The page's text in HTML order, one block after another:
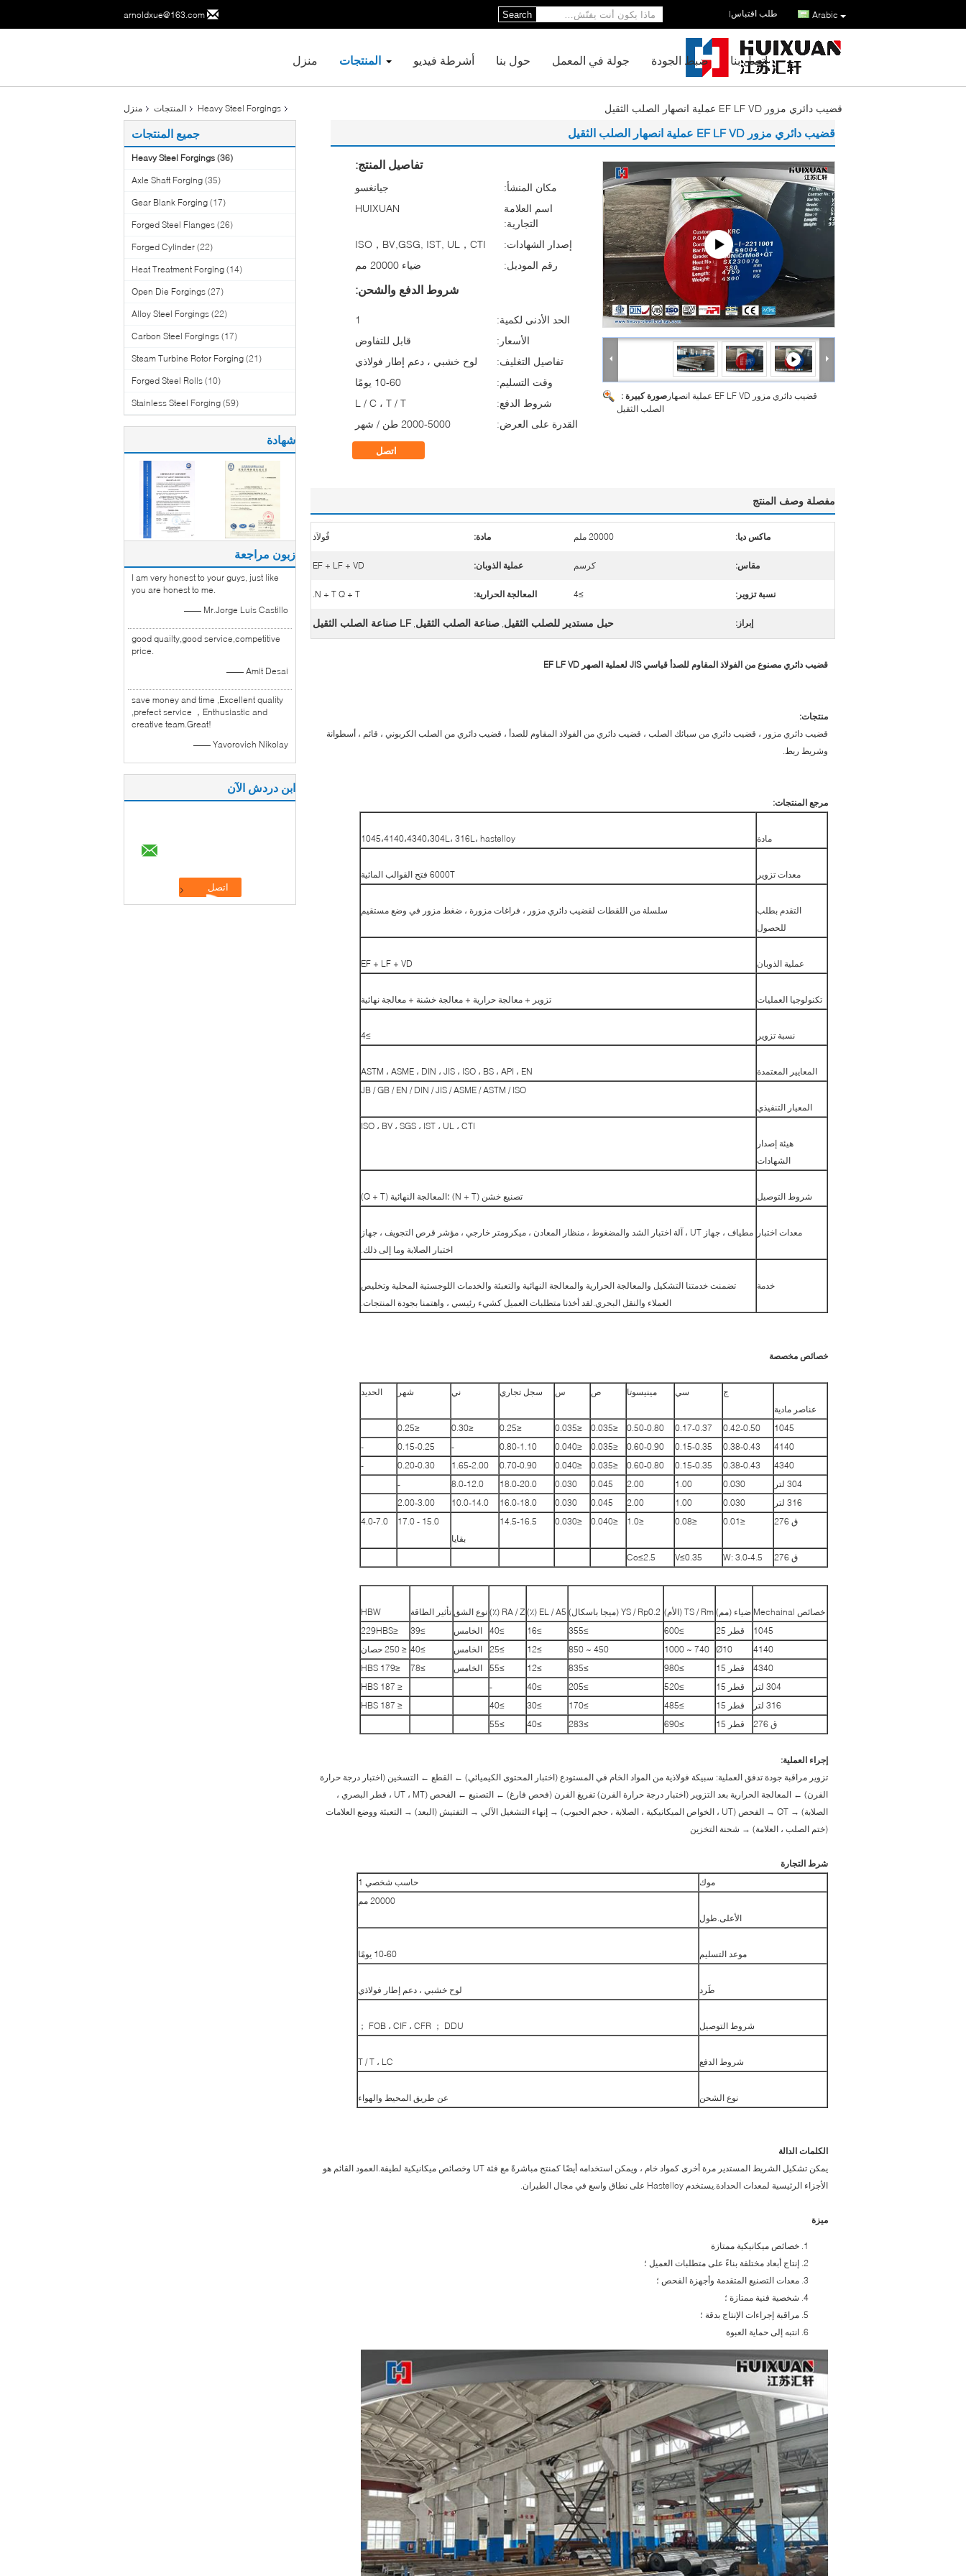
arnoldxue@163.com Arabic طلب اقتباس|
Search
منزل المنتجات أشرطة فيديو حول بنا جولة في المعمل ضبط الجودة اتصل بنا
منزل المنتجات Heavy Steel Forgings قضيب دائري مزور EF LF VD عملية انصهار الصلب الثقيل
جميع المنتجات
Heavy Steel Forgings (36)
Axle Shaft Forging (35)
Gear Blank Forging (17)
Forged Steel Flanges (26)
Forged Cylinder (22)
Heat Treatment Forging (14)
Open Die Forgings (27)
Alloy Steel Forgings (22)
Carbon Steel Forgings (17)
Steam Turbine Rotor Forging (21)
Forged Steel Rolls (10)
Stainless Steel Forging (59)
شهادة
زبون مراجعة
I am very honest to your guys, just like
you are honest to me.
—— Mr.Jorge Luis Castillo
good quailty,good service,competitive
price.
—— Amit Desai
save money and time ,Excellent quality
,prefect service ，Enthusiastic and
creative team.Great!
—— Yavorovich Nikolay
ابن دردش الآن
قضيب دائري مزور EF LF VD عملية انصهار الصلب الثقيل
صورة كبيرة : قضيب دائري مزور EF LF VD عملية انصهار
الصلب الثقيل
تفاصيل المنتج:
مكان المنشأ:
جيانغسو
اسم العلامة
التجارية:
HUIXUAN
إصدار الشهادات:
ISO，BV,GSG, IST, UL，CTI
رقم الموديل:
ضياء 20000 مم
شروط الدفع والشحن:
الحد الأدنى لكمية:
1
الأسعار:
قابل للتفاوض
تفاصيل التغليف:
لوح خشبي ، دعم إطار فولاذي
وقت التسليم:
10-60 يومًا
شروط الدفع:
L / C ، T / T
القدرة على العرض:
2000-5000 طن / شهر
اتصل
مفصلة وصف المنتج
ماكس ديا: 20000 ملم مادة: فُولاَذ
مقاس: كرسم عملية الذوبان: EF + LF + VD
نسبة تزوير: ≥4 المعالجة الحرارية: N + T Q + T.
إبراز: حبل مستدير للصلب الثقيل, صناعة الصلب الثقيل, LF صناعة الصلب الثقيل
قضيب دائري مصنوع من الفولاذ المقاوم للصدأ قياسي JIS لعملية الصهر EF LF VD
منتجات:
قضيب دائري مزور ، قضيب دائري من سبائك الصلب ، قضيب دائري من الفولاذ المقاوم للصدأ ، قضيب دائري من الصلب الكربوني ، قائم ، أسطوانة
وشريط ربط.
مرجع المنتجات:
مادة 1045،4140،4340،304L، 316L، hastelloy
معدات تزوير 6000T فتح القوالب المائية
التقدم بطلب
للحصول
سلسلة من اللقطات لقضيب دائري مزور ، فراغات مزورة ، ضغط مزور في وضع مستقيم
عملية الذوبان EF + LF + VD
تكنولوجيا العمليات تزوير + معالجة حرارية + معالجة خشنة + معالجة نهائية
نسبة تزوير ≥4
المعايير المعتمدة ASTM ، ASME ، DIN ، JIS ، ISO ، BS ، API ، EN
المعيار التنفيذي
JB / GB / EN / DIN / JIS / ASME / ASTM / ISO
هيئة إصدار
الشهادات
ISO ، BV ، SGS ، IST ، UL ، CTI
شروط التوصيل تصنيع خشن (N + T) ؛المعالجة النهائية (Q + T)
معدات اختبار
مطياف ، جهاز UT ، آلة اختبار الشد والمضغوط ، منظار المعادن ، ميكرومتر خارجي ، مؤشر قرص التجويف ، جهاز
اختبار الصلابة وما إلى ذلك.
خدمة
تضمنت خدمتنا التشكيل والمعالجة الحرارية والمعالجة النهائية والتعبئة والخدمات اللوجستية المحلية وتخليص
العملاء والنقل البحري.لقد أخذنا متطلبات العميل كشيء رئيسي ، واهتمنا بجودة المنتجات.
خصائص مخصصة
عناصر مادية
ج سي مينيسوتا ص س سجل تجاري ني شهر الحديد
1045
0.42-0.50
0.17-0.37
0.50-0.80
≤0.035
≤0.035
≤0.25
≤0.30
≤0.25
4140
0.38-0.43
0.15-0.35
0.60-0.90
≤0.035
≤0.040
0.80-1.10
-
0.15-0.25
-
4340
0.38-0.43
0.15-0.35
0.60-0.80
≤0.035
≤0.040
0.70-0.90
1.65-2.00
0.20-0.30
-
304 لتر
0.030
1.00
2.00
0.045
0.030
18.0-20.0
8.0-12.0
-
316 لتر
0.030
1.00
2.00
0.045
0.030
16.0-18.0
10.0-14.0
2.00-3.00
ق 276
≤0.01
≤0.08
≤1.0
≤0.040
≤0.030
14.5-16.5
بقايا
15.0 - 17.0
4.0-7.0
ق 276 W: 3.0-4.5
V≤0.35
Co≤2.5
خصائص Mechainal ضياء (مم) TS / Rm (الأم) YS / Rp0.2 (ميجا باسكال) EL / A5 (٪) RA / Z (٪) نوع الشق تأثير الطاقة
HBW
1045
قطر 25 ≥600
≥355
≥16
≥40 الخامس ≥39
≤229HBS
4140
Ø10
740 ~ 1000
450 ~ 850
≥12
≥25 الخامس ≥40
≤ 250 حصان
4340
قطر 15 ≥980
≥835
≥12
≥55 الخامس ≥78
≤179 HBS
304 لتر
قطر 15 ≥520
≥205
≥40
-
≤ 187 HBS
316 لتر
قطر 15 ≥485
≥170
≥30
≥40
≤ 187 HBS
ق 276
قطر 15 ≥690
≥283
≥40
≥55
إجراء العملية:
تزوير مراقبة جودة تدفق العملية: سبيكة فولاذية من المواد الخام في المستودع (اختبار المحتوى الكيميائي) ← القطع ← التسخين (اختبار درجة حرارة
الفرن) ← المعالجة الحرارية بعد التزوير (اختبار درجة حرارة الفرن) تفريغ الفرن (فحص فارغ) ← التصنيع ← الفحص (UT ، MT ، قطر البصري ،
الصلابة) → QT → الفحص (UT ، الخواص الميكانيكية ، الصلابة ، حجم الحبوب) → إنهاء التشغيل الآلي → التفتيش (البعد) → التعبئة ووضع العلامات
(ختم الصلب ، العلامة) → شحنة التخزين
شرط التجارة
موك
حاسب شخصي 1
الأعلى.طول
20000 مم
موعد التسليم 10-60 يومًا
طَرد لوح خشبي ، دعم إطار فولاذي
شروط التوصيل FOB ، CIF ، CFR ； DDU ；
شروط الدفع T / T ، LC
نوع الشحن عن طريق المحيط والهواء
الكلمات الدالة
يمكن تشكيل الشريط المستدير مرة أخرى كمواد خام ، ويمكن استخدامه أيضًا كمنتج مباشرةً مع فئة UT وخصائص ميكانيكية لطيفة.العمود القائم هو
الأجزاء الرئيسية لمعدات الحدادة.يستخدم Hastelloy على نطاق واسع في مجال الطيران.
ميزة
خصائص ميكانيكية ممتازة
إنتاج أبعاد مختلفة بناءً على متطلبات العميل ؛
معدات التصنيع المتقدمة وأجهزة الفحص ؛
شخصية فنية ممتازة ؛
مراقبة إجراءات الإنتاج بدقة ؛
انتبه إلى حماية العبوة